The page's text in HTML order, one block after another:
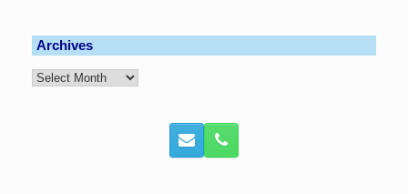
Archives
Archives